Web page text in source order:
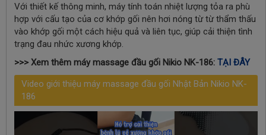
Với thiết kế thông minh, máy tính toán nhiệt lượng tỏa ra phù
hợp với cấu tạo của cơ khớp gối nên hơi nóng từ từ thẩm thấu
vào khớp gối một cách hiệu quả và liên tục, giúp cải thiện tình
trạng đau nhức xương khớp.
>>> Xem thêm máy massage đầu gối Nikio NK-186: TẠI ĐÂY
Video giới thiệu máy massage đầu gối Nhật Bản Nikio NK-
186